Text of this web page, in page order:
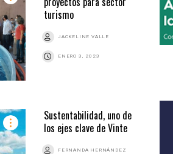
turismo
JACKELINE VALLE
ENERO 3, 2023
Sustentabilidad, uno de
los ejes clave de Vinte
FERNANDA HERNÁNDEZ